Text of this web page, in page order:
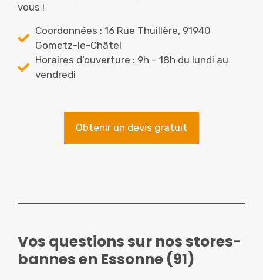
vous !
Coordonnées : 16 Rue Thuillère, 91940
Gometz-le-Châtel
Horaires d’ouverture : 9h – 18h du lundi au
vendredi
Obtenir un devis gratuit
Vos questions sur nos stores-
bannes en Essonne (91)